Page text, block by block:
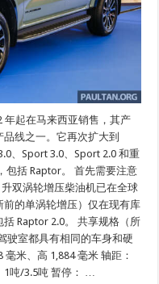
年起在马来西亚销售，其产
线之一。它再次扩大到
、Sport 3.0、Sport 2.0 和重
包括 Raptor。 首先需要注意
双涡轮增压柴油机已在全球
的单涡轮增压）仅在现有库
Raptor 2.0。 共享规格（所
驶室都具有相同的车身和硬
米、高 1,884 毫米 轴距：
1吨/3.5吨 暂停： …